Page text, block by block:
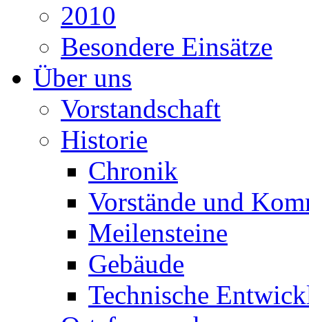
2010
Besondere Einsätze
Über uns
Vorstandschaft
Historie
Chronik
Vorstände und
Meilensteine
Gebäude
Technische